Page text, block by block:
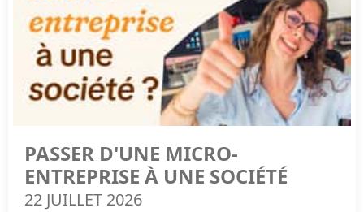
PASSER D'UNE MICRO-
ENTREPRISE À UNE SOCIÉTÉ
22 JUILLET 2026